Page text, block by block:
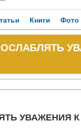
Книги Фото
ОСЛАБЛЯТЬ